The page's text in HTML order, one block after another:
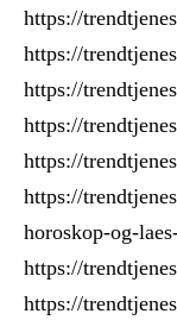
https://
https://
https://
https://
https://
https://
horoskop-og-
https://
https://